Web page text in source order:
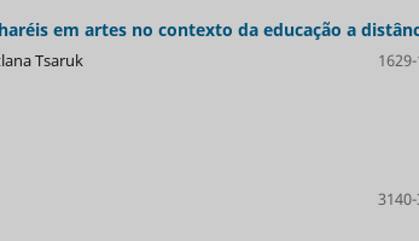
em artes no contexto da educação a
Tsaruk